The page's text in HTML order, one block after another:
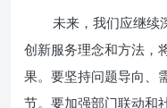
未来，我们应继续
创新服务理念和方法，
果。要坚持问题导向、
节。要加强部门联动和